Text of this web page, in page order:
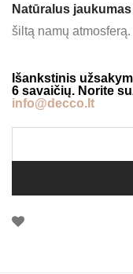
Natūralus
šiltą namų atmosferą.
Išankstinis
6 savaičių. Norite
info@decco.lt